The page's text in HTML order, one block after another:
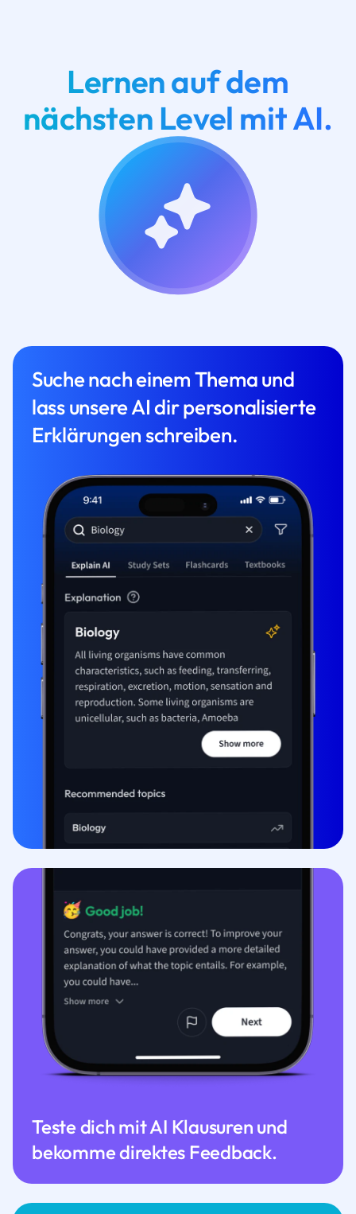
Lernen auf dem
nächsten Level mit AI.
Suche nach einem Thema und
lass unsere AI dir personalisierte
Erklärungen schreiben.
Teste dich mit AI Klausuren und
bekomme direktes Feedback.